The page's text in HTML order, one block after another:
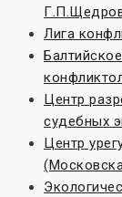
Лига
Центр
судебных
Центр